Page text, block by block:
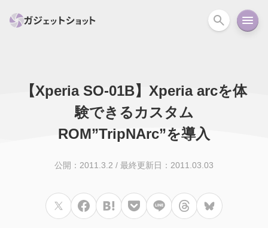
すべて スマホ PC関連 カメラ ウェアラ
スマートホーム アクションカメラ
【Xperia SO-01B】Xperia arcを体
験できるカスタム
ROM”TripNArc”を導入
公開：2011.3.2 / 最終更新日：2011.03.03